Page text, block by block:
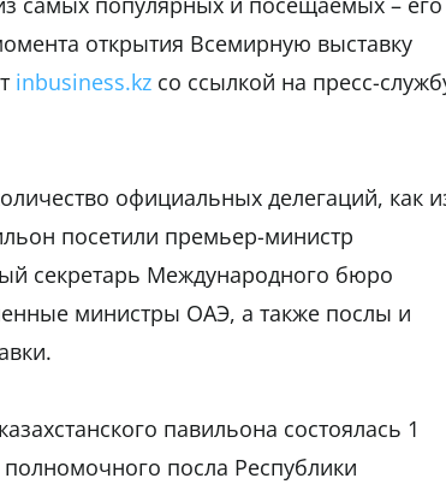
открытия Всемирную выставку
inbusiness.kz со ссылкой на пресс-
официальных делегаций, как
посетили премьер-министр
секретарь Международного бюро
министры ОАЭ, а также послы и
павильона состоялась 1
посла Республики